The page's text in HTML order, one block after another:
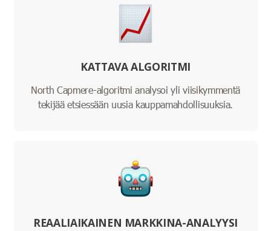
KATTAVA ALGORITMI
North Capmere-algoritmi analysoi yli viisikymmentä
tekijää etsiessään uusia kauppamahdollisuuksia.
REAALIAIKAINEN MARKKINA-ANALYYSI